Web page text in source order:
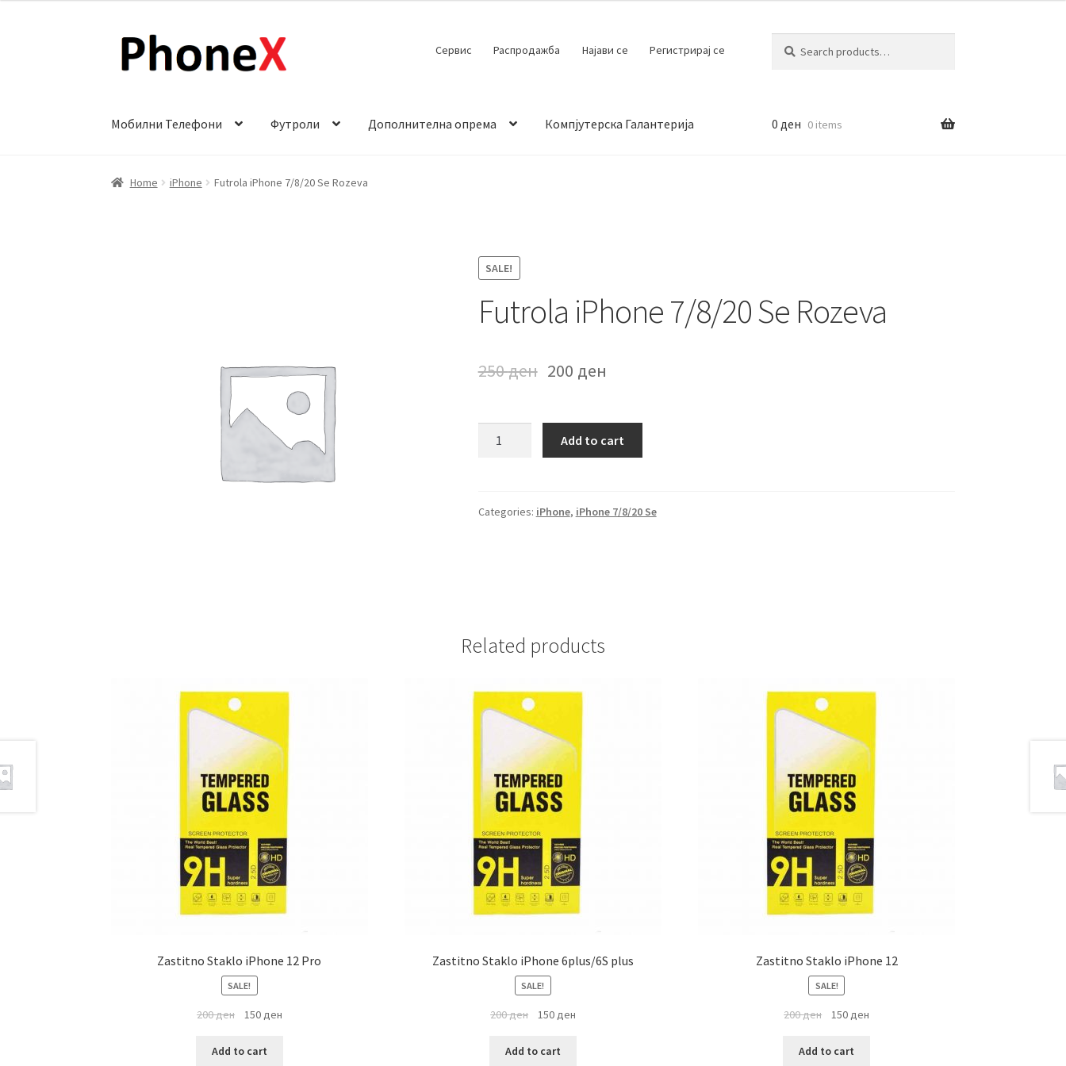
Skip
Skip
Сервис Распродажба Најави се Регистрирај се
for:
Мобилни Телефони Футроли Дополнителна опрема Компјутерска Галантерија
Почетна About Blog Sample PageДетали за испорака
0 ден 0 items
Home iPhone Futrola iPhone 7/8/20 Se Rozeva
SALE!
Futrola iPhone 7/8/20 Se Rozeva
250ден 200 ден
Rozeva
Add to cart
Categories: iPhone, iPhone 7/8/20 Se
Related products
Zastitno Staklo iPhone 12 Pro
SALE!
200ден 150ден
Add to cart
Zastitno Staklo iPhone 6plus/6S plus
SALE!
200ден 150ден
Add to cart
Zastitno Staklo iPhone 12
SALE!
200ден 150ден
Add to cart